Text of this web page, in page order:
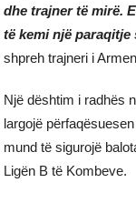
dhe trajner të mirë.
të kemi një paraqitje
shpreh trajneri i
Një dështim i radhës
largojë
mund të sigurojë
Ligën B të Kombeve.